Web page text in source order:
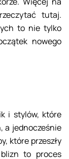
tutaj.
to nie tylko
nowego
i stylów, które
a jednocześnie
które przeszły
to proces